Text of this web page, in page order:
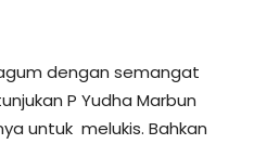
dengan semangat
P Yudha Marbun
untuk melukis. Bahkan